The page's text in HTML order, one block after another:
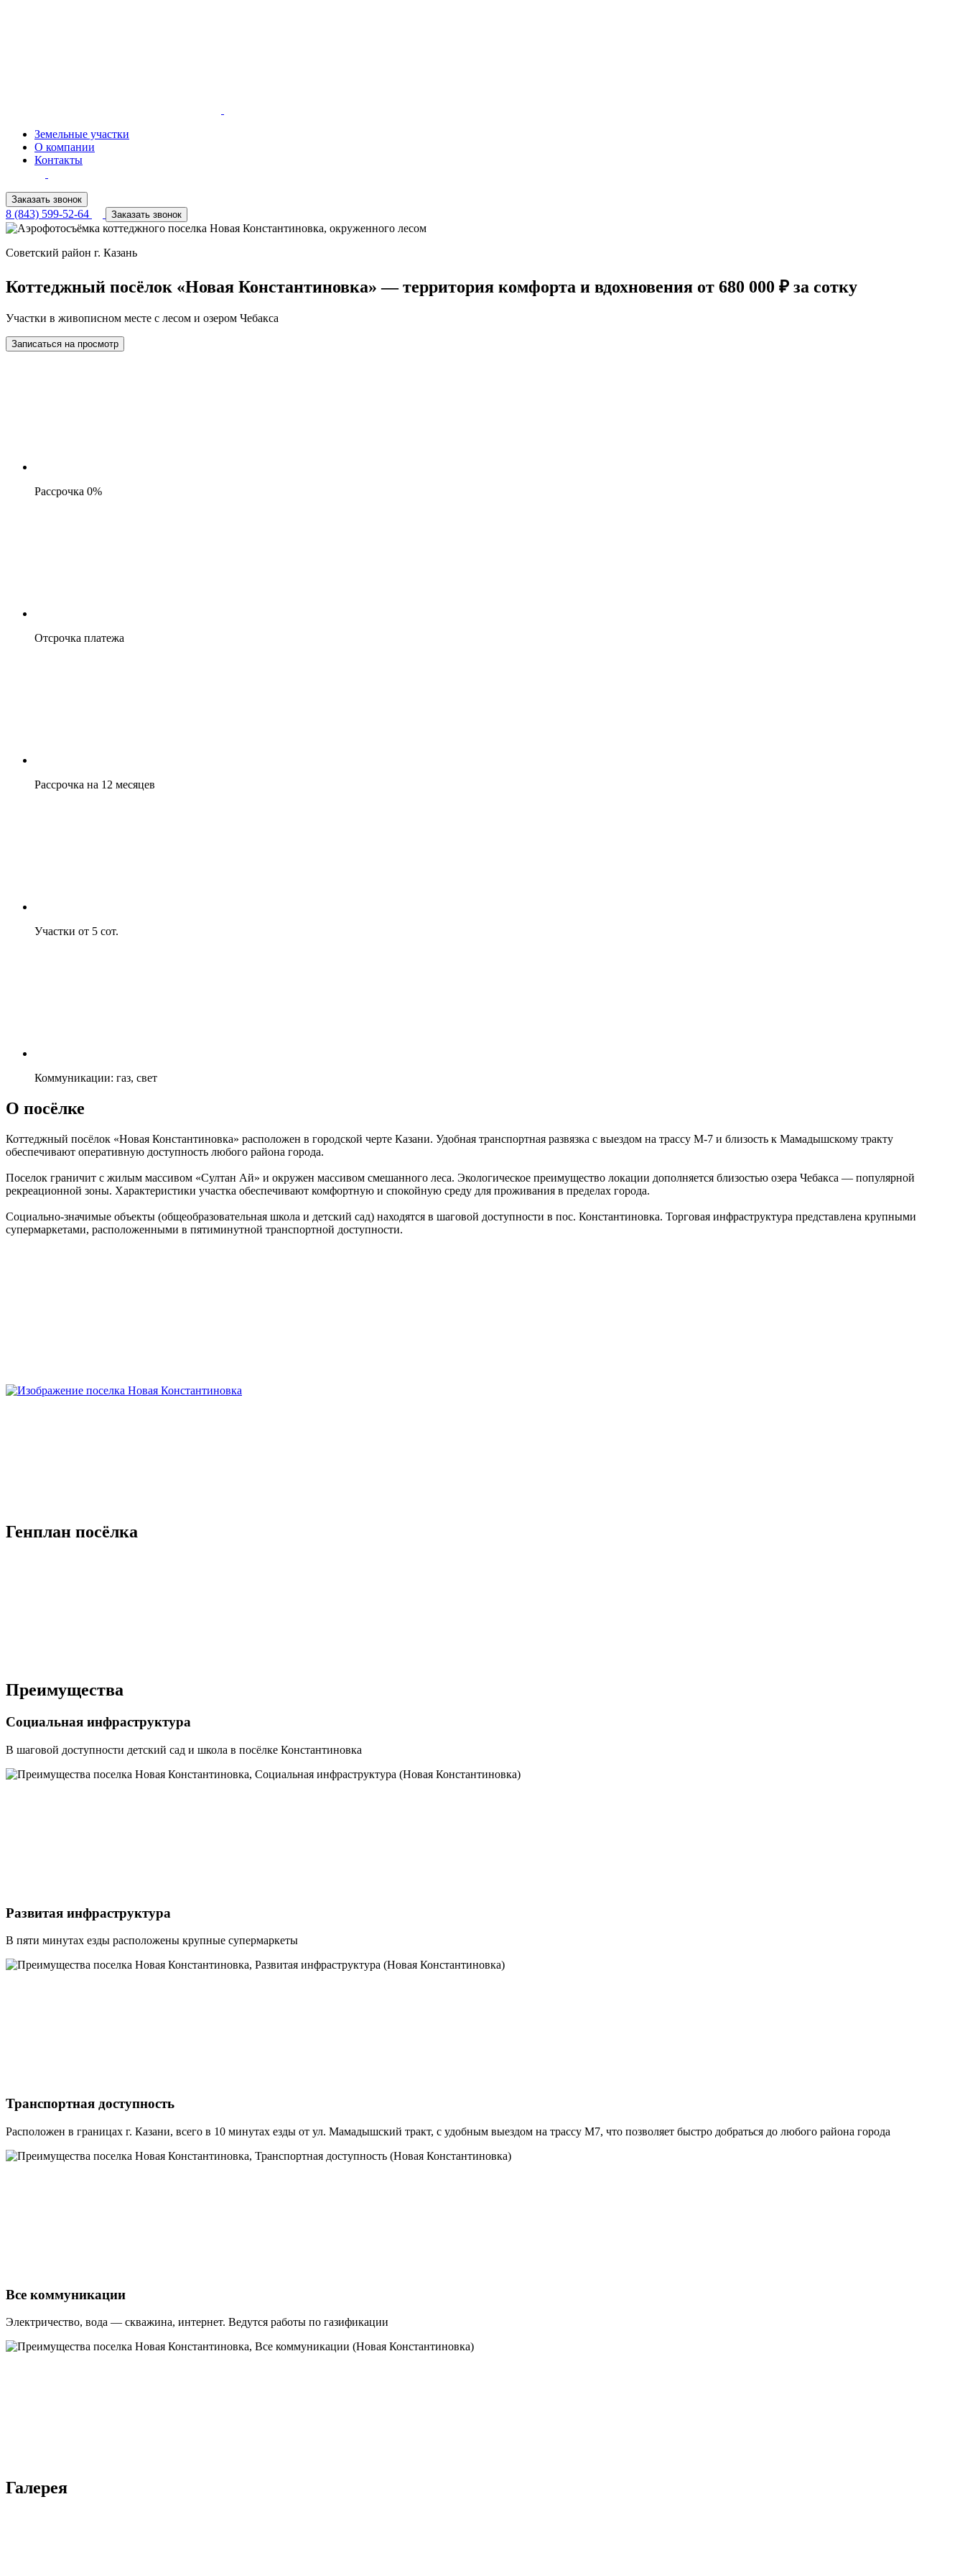
Земельные участки
О компании
Контакты
Заказать звонок
8 (843) 599-52-64 Заказать звонок
Советский район г. Казань
Коттеджный посёлок «Новая Константиновка»— территория комфорта и вдохновения от 680 000 ₽ за сотку
Участки в живописном месте с лесом и озером Чебакса
Записаться на просмотр
Рассрочка 0%
Отсрочка платежа
Рассрочка на 12 месяцев
Участки от 5 сот.
Коммуникации: газ, свет
О посёлке
Коттеджный посёлок «Новая Константиновка» расположен в городской черте Казани. Удобная транспортная развязка с выездом на трассу М-7 и близость к Мамадышскому тракту
обеспечивают оперативную доступность любого района города.
Поселок граничит с жилым массивом «Султан Ай» и окружен массивом смешанного леса. Экологическое преимущество локации дополняется близостью озера Чебакса — популярной
рекреационной зоны. Характеристики участка обеспечивают комфортную и спокойную среду для проживания в пределах города.
Социально-значимые объекты (общеобразовательная школа и детский сад) находятся в шаговой доступности в пос. Константиновка. Торговая инфраструктура представлена крупными
супермаркетами, расположенными в пятиминутной транспортной доступности.
Генплан посёлка
Преимущества
Социальная инфраструктура
В шаговой доступности детский сад и школа в посёлке Константиновка
Развитая инфраструктура
В пяти минутах езды расположены крупные супермаркеты
Транспортная доступность
Расположен в границах г. Казани, всего в 10 минутах езды от ул. Мамадышский тракт, с удобным выездом на трассу М7, что позволяет быстро добраться до любого района города
Все коммуникации
Электричество, вода — скважина, интернет. Ведутся работы по газификации
Галерея